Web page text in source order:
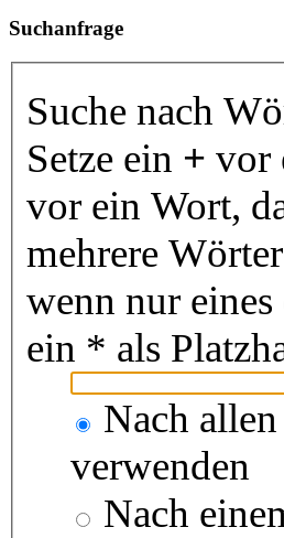
Suchanfrage
Suche nach
Setze ein + vor
vor ein Wort,
mehrere
wenn nur
ein * als
Nach
verwenden
Nach